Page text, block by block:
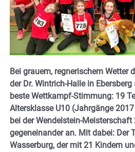
Bei grauem, regnerischem Wetter
der Dr. Wintrich-Halle in
beste Wettkampf-Stimmung: 19
Altersklasse U10 (Jahrgänge
bei der Wendelstein-Meisterschaft
gegeneinander an. Mit dabei: Der
Wasserburg, der mit 21 Kindern